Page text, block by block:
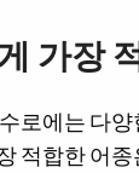
가장
로에는 다
적합한 어종